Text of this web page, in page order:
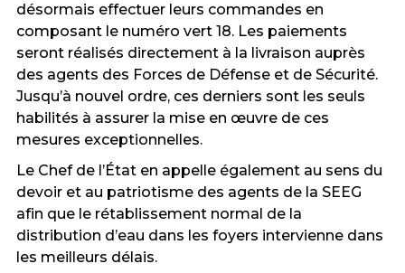
désormais effectuer leurs commandes en
composant le numéro vert 18. Les paiements
seront réalisés directement à la livraison auprès
des agents des Forces de Défense et de Sécurité.
Jusqu’à nouvel ordre, ces derniers sont les seuls
habilités à assurer la mise en œuvre de ces
mesures exceptionnelles.
Le Chef de l’État en appelle également au sens du
devoir et au patriotisme des agents de la SEEG
afin que le rétablissement normal de la
distribution d’eau dans les foyers intervienne dans
les meilleurs délais.